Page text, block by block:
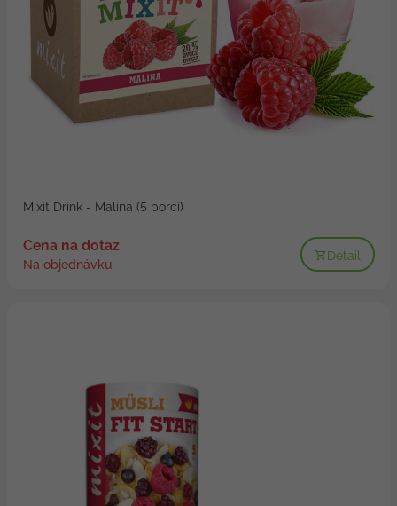
Mixit Drink - Malina (5 porcí)
Cena na dotaz
Na objednávku
Detail